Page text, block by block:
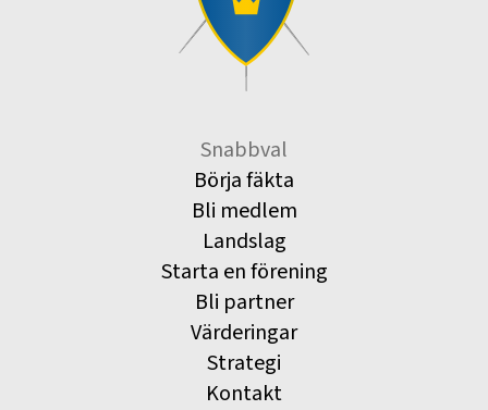
Snabbval
Börja fäkta
Bli medlem
Landslag
Starta en förening
Bli partner
Värderingar
Strategi
Kontakt